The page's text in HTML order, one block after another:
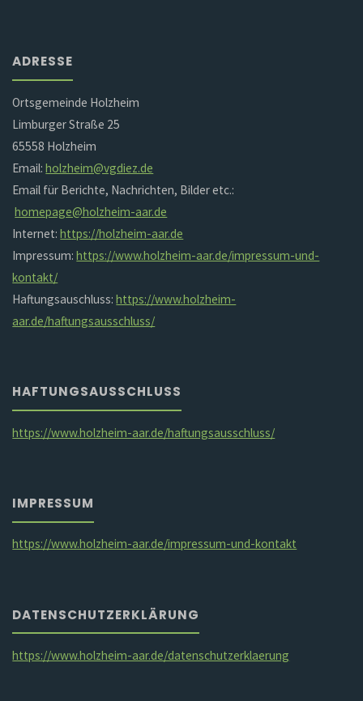
ADRESSE
Ortsgemeinde Holzheim
Limburger Straße 25
65558 Holzheim
Email:holzheim@vgdiez.de
Email für Berichte, Nachrichten, Bilder etc.:
homepage@holzheim-aar.de
Internet:https://holzheim-aar.de
Impressum:https://www.holzheim-aar.de/impressum-und-
kontakt/
Haftungsauschluss:https://www.holzheim-
aar.de/haftungsausschluss/
HAFTUNGSAUSSCHLUSS
https://www.holzheim-aar.de/haftungsausschluss/
IMPRESSUM
https://www.holzheim-aar.de/impressum-und-kontakt
DATENSCHUTZERKLÄRUNG
https://www.holzheim-aar.de/datenschutzerklaerung